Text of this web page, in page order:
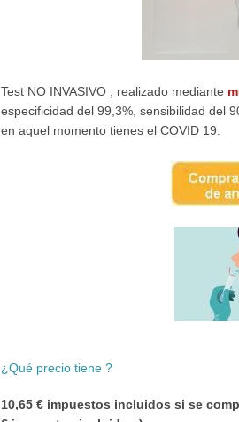
Test NO INVASIVO , realizado mediante
especificidad del 99,3%, sensibilidad del
en aquel momento tienes el COVID 19.
¿Qué precio tiene?
10,65 € impuestos incluidos si se